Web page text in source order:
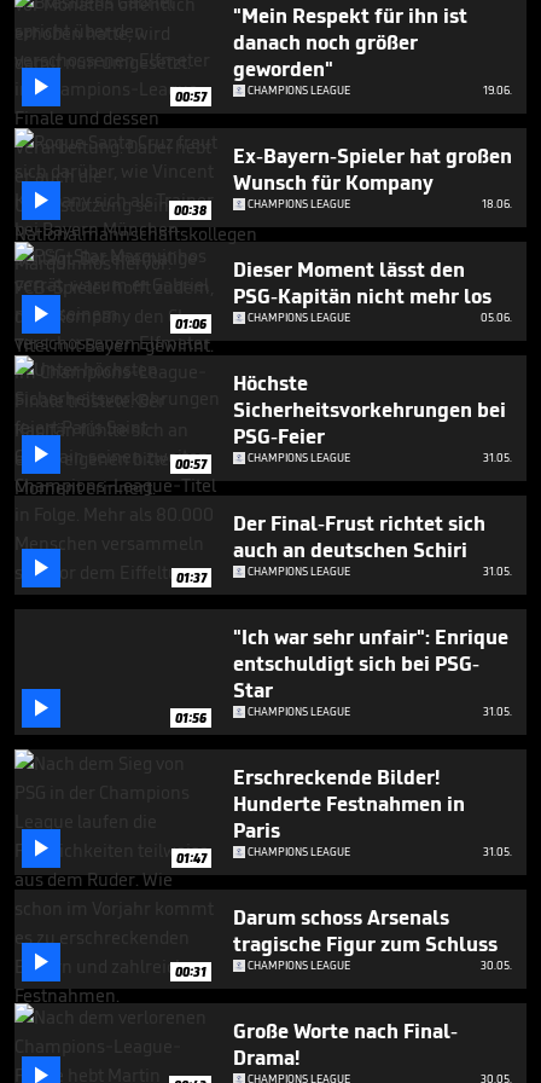
minute,
 00:57
"Mein Respekt für ihn ist
danach noch größer
geworden"
CHAMPIONS LEAGUE 19.06.
 00:38
Ex-Bayern-Spieler hat großen
Wunsch für Kompany
CHAMPIONS LEAGUE 18.06.
 01:06
Dieser Moment lässt den
PSG-Kapitän nicht mehr los
CHAMPIONS LEAGUE 05.06.
 00:57
Höchste
Sicherheitsvorkehrungen bei
PSG-Feier
CHAMPIONS LEAGUE 31.05.
 01:37
Der Final-Frust richtet sich
auch an deutschen Schiri
CHAMPIONS LEAGUE 31.05.
 01:56
"Ich war sehr unfair": Enrique
entschuldigt sich bei PSG-
Star
CHAMPIONS LEAGUE 31.05.
 01:47
Erschreckende Bilder!
Hunderte Festnahmen in
Paris
CHAMPIONS LEAGUE 31.05.
 00:31
Darum schoss Arsenals
tragische Figur zum Schluss
CHAMPIONS LEAGUE 30.05.

Große Worte nach Final-
Drama!
CHAMPIONS LEAGUE 30.05.